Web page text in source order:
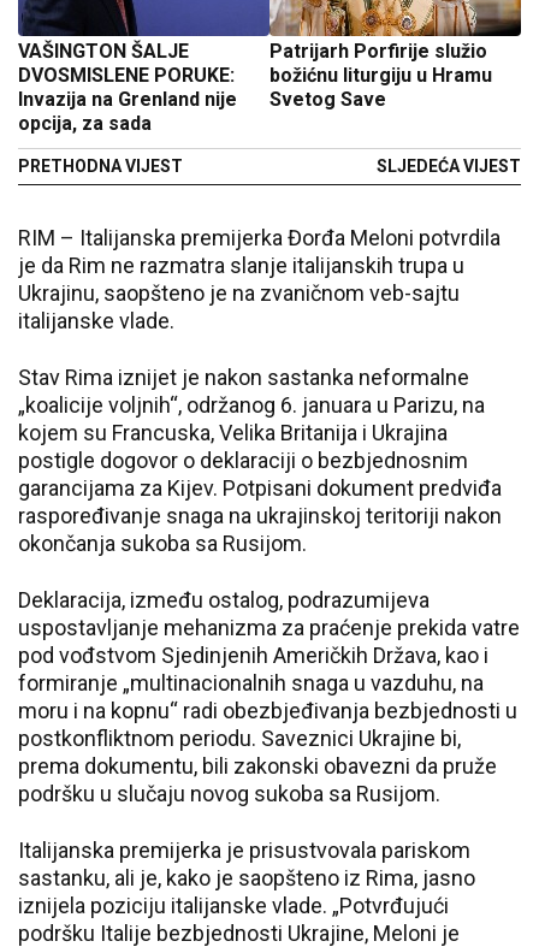
VAŠINGTON ŠALЈE
DVOSMISLENE PORUKE:
Invazija na Grenland nije
opcija, za sada
PRETHODNA VIJEST
Patrijarh Porfirije služio
božićnu liturgiju u Hramu
Svetog Save
SLJEDEĆA VIJEST
RIM – Italijanska premijerka Đorđa Meloni potvrdila
je da Rim ne razmatra slanje italijanskih trupa u
Ukrajinu, saopšteno je na zvaničnom veb-sajtu
italijanske vlade.
Stav Rima iznijet je nakon sastanka neformalne
„koalicije voljnih“, održanog 6. januara u Parizu, na
kojem su Francuska, Velika Britanija i Ukrajina
postigle dogovor o deklaraciji o bezbjednosnim
garancijama za Kijev. Potpisani dokument predviđa
raspoređivanje snaga na ukrajinskoj teritoriji nakon
okončanja sukoba sa Rusijom.
Deklaracija, između ostalog, podrazumijeva
uspostavljanje mehanizma za praćenje prekida vatre
pod vođstvom Sjedinjenih Američkih Država, kao i
formiranje „multinacionalnih snaga u vazduhu, na
moru i na kopnu“ radi obezbjeđivanja bezbjednosti u
postkonfliktnom periodu. Saveznici Ukrajine bi,
prema dokumentu, bili zakonski obavezni da pruže
podršku u slučaju novog sukoba sa Rusijom.
Italijanska premijerka je prisustvovala pariskom
sastanku, ali je, kako je saopšteno iz Rima, jasno
iznijela poziciju italijanske vlade. „Potvrđujući
podršku Italije bezbjednosti Ukrajine, Meloni je